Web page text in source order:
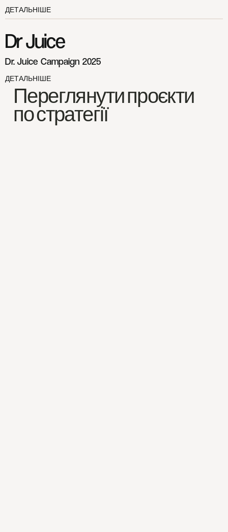
ДЕТАЛЬНІШЕ
Dr Juice
Dr. Juice Campaign 2025
ДЕТАЛЬНІШЕ
Переглянути проєкти
по стратегії